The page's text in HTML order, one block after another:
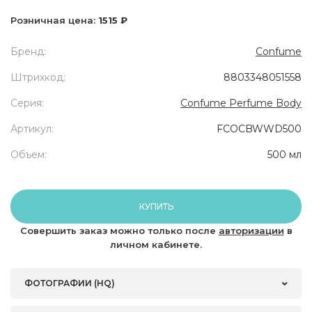
Розничная цена: 1515 ₽
Бренд: Confume
Штрихкод: 8803348051558
Серия: Confume Perfume Body
Артикул: FCOCBWWD500
Объем: 500 мл
КУПИТЬ
Совершить заказ можно только после авторизации в
личном кабинете.
ФОТОГРАФИИ (HQ)